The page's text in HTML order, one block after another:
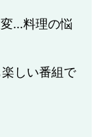
…料理の悩
しい番組で